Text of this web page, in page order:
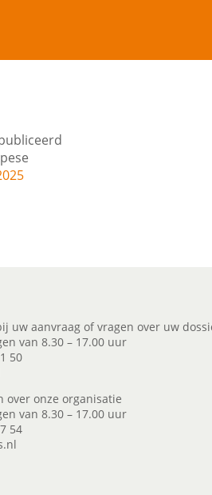
uw aanvraag of vragen over uw
van 8.30 – 17.00 uur
50
over onze organisatie
van 8.30 – 17.00 uur
54